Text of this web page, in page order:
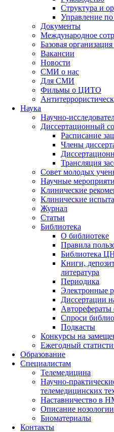
Структура и
Управление
Документы
Международное
Базовая
Вакансии
Новости
СМИ о нас
Для СМИ
Фильмы о ЦИТО
Наука
Научно-
Диссертационный
Расписание
Члены
Трансляция
Совет молодых
Научные
Клинические
Клинические
Журнал
Статьи
Библиотека
О библиотеке
Правила
Библиотека
Книги,
литература
Периодика
Электронные
Диссертации
Авторефераты
Спроси
Подкасты
Конкурсы на
Ежегодный
Образование
Специалистам
Телемедицина
Научно-
телемедицинских
Наставничество в
Описание нозологии
Биоматериалы
Контакты